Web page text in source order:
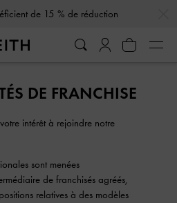
de 15 % de réduction
DE FRANCHISE
intérêt à rejoindre notre
sont menées
de franchisés agréés,
relatives à des modèles